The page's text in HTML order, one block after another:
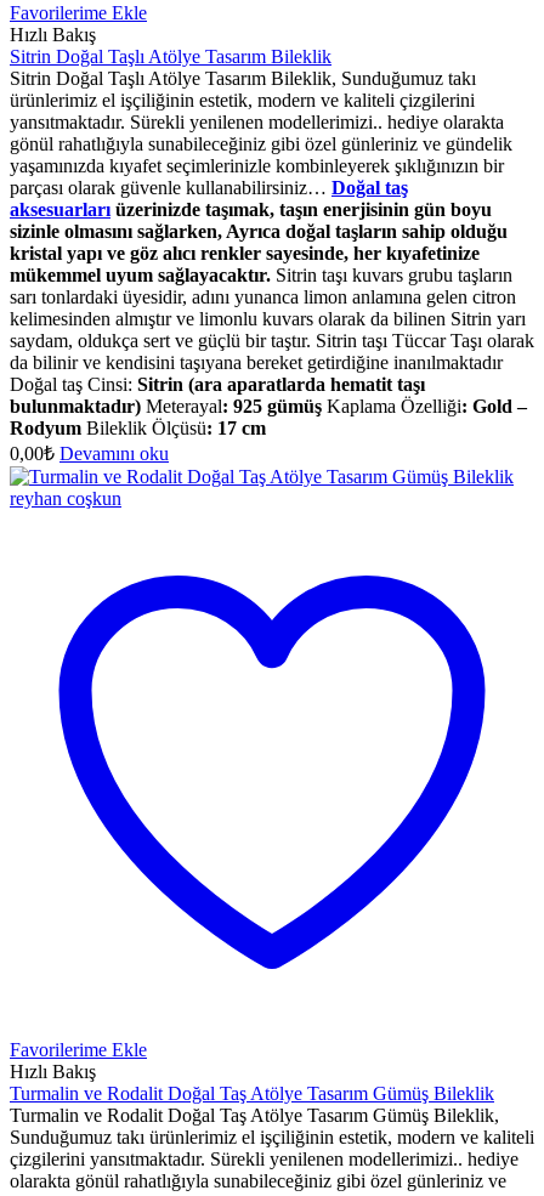
Favorilerime Ekle
Hızlı Bakış
Sitrin Doğal Taşlı Atölye Tasarım Bileklik
Sitrin Doğal Taşlı Atölye Tasarım Bileklik, Sunduğumuz takı
ürünlerimiz el işçiliğinin estetik, modern ve kaliteli çizgilerini
yansıtmaktadır. Sürekli yenilenen modellerimizi.. hediye olarakta
gönül rahatlığıyla sunabileceğiniz gibi özel günleriniz ve gündelik
yaşamınızda kıyafet seçimlerinizle kombinleyerek şıklığınızın bir
parçası olarak güvenle kullanabilirsiniz… Doğal taş
aksesuarları üzerinizde taşımak, taşın enerjisinin gün boyu
sizinle olmasını sağlarken, Ayrıca doğal taşların sahip olduğu
kristal yapı ve göz alıcı renkler sayesinde, her kıyafetinize
mükemmel uyum sağlayacaktır. Sitrin taşı kuvars grubu taşların
sarı tonlardaki üyesidir, adını yunanca limon anlamına gelen citron
kelimesinden almıştır ve limonlu kuvars olarak da bilinen Sitrin yarı
saydam, oldukça sert ve güçlü bir taştır. Sitrin taşı Tüccar Taşı olarak
da bilinir ve kendisini taşıyana bereket getirdiğine inanılmaktadır
Doğal taş Cinsi: Sitrin (ara aparatlarda hematit taşı
bulunmaktadır) Meterayal: 925 gümüş Kaplama Özelliği: Gold –
Rodyum Bileklik Ölçüsü: 17 cm
0,00₺ Devamını oku
Favorilerime Ekle
Hızlı Bakış
Turmalin ve Rodalit Doğal Taş Atölye Tasarım Gümüş Bileklik
Turmalin ve Rodalit Doğal Taş Atölye Tasarım Gümüş Bileklik,
Sunduğumuz takı ürünlerimiz el işçiliğinin estetik, modern ve kaliteli
çizgilerini yansıtmaktadır. Sürekli yenilenen modellerimizi.. hediye
olarakta gönül rahatlığıyla sunabileceğiniz gibi özel günleriniz ve